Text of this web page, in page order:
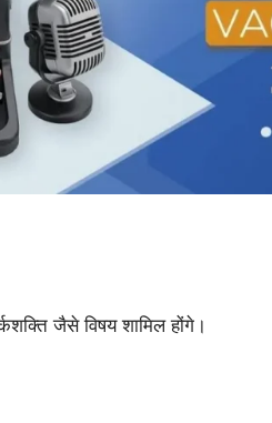
जैसे विषय शामिल होंगे।